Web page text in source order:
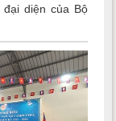
diện của Bộ